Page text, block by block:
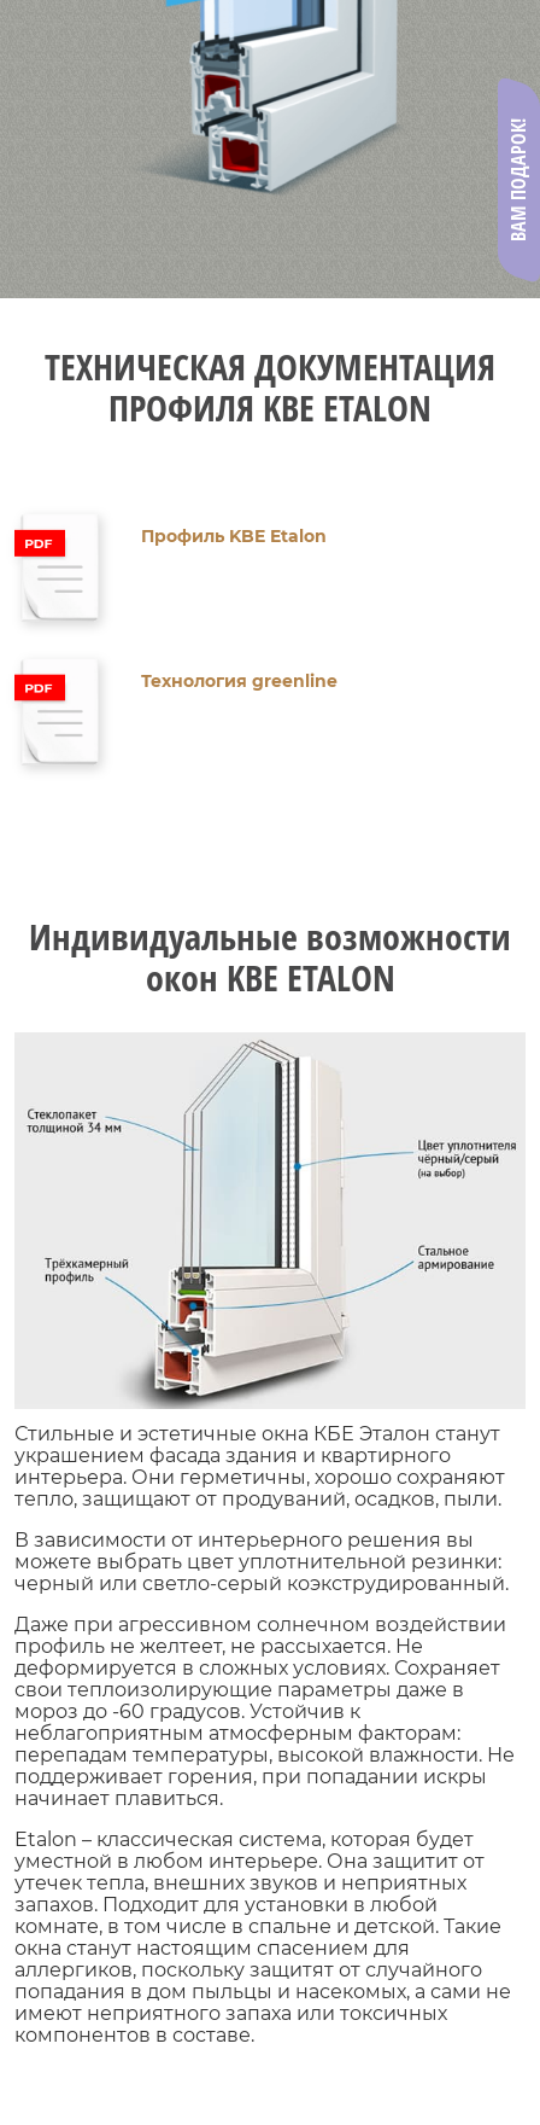
ТЕХНИЧЕСКАЯ ДОКУМЕНТАЦИЯ
ПРОФИЛЯ KBE ETALON
Профиль KBE Etalon
Технология greenline
Индивидуальные возможности
окон KBE ETALON
Стильные и эстетичные окна КБЕ Эталон станут
украшением фасада здания и квартирного
интерьера. Они герметичны, хорошо сохраняют
тепло, защищают от продуваний, осадков, пыли.
В зависимости от интерьерного решения вы
можете выбрать цвет уплотнительной резинки:
черный или светло-серый коэкструдированный.
Даже при агрессивном солнечном воздействии
профиль не желтеет, не рассыхается. Не
деформируется в сложных условиях. Сохраняет
свои теплоизолирующие параметры даже в
мороз до -60 градусов. Устойчив к
неблагоприятным атмосферным факторам:
перепадам температуры, высокой влажности. Не
поддерживает горения, при попадании искры
начинает плавиться.
Etalon – классическая система, которая будет
уместной в любом интерьере. Она защитит от
утечек тепла, внешних звуков и неприятных
запахов. Подходит для установки в любой
комнате, в том числе в спальне и детской. Такие
окна станут настоящим спасением для
аллергиков, поскольку защитят от случайного
попадания в дом пыльцы и насекомых, а сами не
имеют неприятного запаха или токсичных
компонентов в составе.
ВАМ ПОДАРОК!